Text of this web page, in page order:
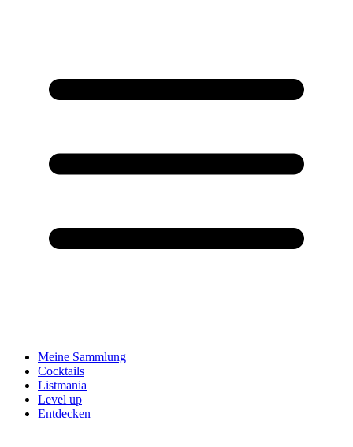
Meine Sammlung
Cocktails
Listmania
Level up
Entdecken